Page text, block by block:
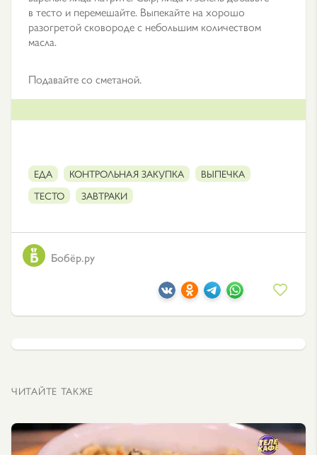
в тесто и перемешайте. Выпекайте на хорошо
разогретой сковороде с небольшим количеством
масла.
Подавайте со сметаной.
ЕДА КОНТРОЛЬНАЯ ЗАКУПКА
ВЫПЕЧКА
ТЕСТО
ЗАВТРАКИ
Бобёр.ру
ЧИТАЙТЕ ТАКЖЕ